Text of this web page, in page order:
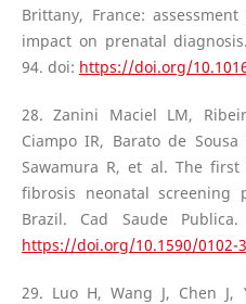
Brittany, France:
impact on prenatal
94. doi: https://doi.org/
28. Zanini Maciel LM,
Ciampo IR, Barato de
Sawamura R, et al. The
fibrosis neonatal screening
Brazil. Cad Saude Publica.
https://doi.org/10.1590/0102-
29. Luo H, Wang J, Chen